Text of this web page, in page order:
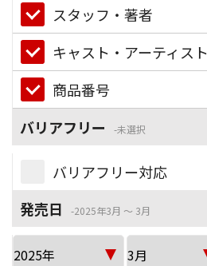
スタッフ・著者
キャスト・アーティスト
商品番号
バリアフリー
未選択
バリアフリー対応
発売日
2025年3月 ～ 3月